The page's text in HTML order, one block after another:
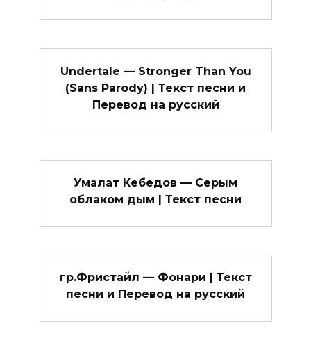
Undertale — Stronger Than You
(Sans Parody) | Текст песни и
Перевод на русский
Умалат Кебедов — Серым
облаком дым | Текст песни
гр.Фристайл — Фонари | Текст
песни и Перевод на русский